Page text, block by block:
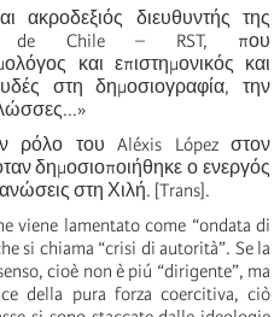
ακροδεξιός διευθυντής της
de Chile – RST, που
και επιστημονικός και
στη δημοσιογραφία, την
ρόλο του Aléxis López στον
δημοσιοποιήθηκε ο ενεργός
στη Χιλή. [Trans].
viene lamentato come “ondata di
si chiama “crisi di autorità”. Se la
cioè non è piú “dirigente”, ma
della pura forza coercitiva, ciò